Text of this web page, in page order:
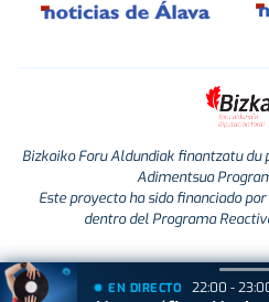
Bizkaiko Foru Aldundiak finantzatu du
Adimentsua
Este proyecto ha sido financiado
dentro del Programa
EN DIRECTO 22:00 -